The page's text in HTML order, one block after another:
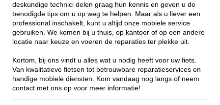
deskundige technici delen graag hun kennis en geven u de
benodigde tips om u op weg te helpen. Maar als u liever een
professional inschakelt, kunt u altijd onze mobiele service
gebruiken. We komen bij u thuis, op kantoor of op een andere
locatie naar keuze en voeren de reparaties ter plekke uit.
Kortom, bij ons vindt u alles wat u nodig heeft voor uw fiets.
Van kwalitatieve fietsen tot betrouwbare reparatieservices en
handige mobiele diensten. Kom vandaag nog langs of neem
contact met ons op voor meer informatie!